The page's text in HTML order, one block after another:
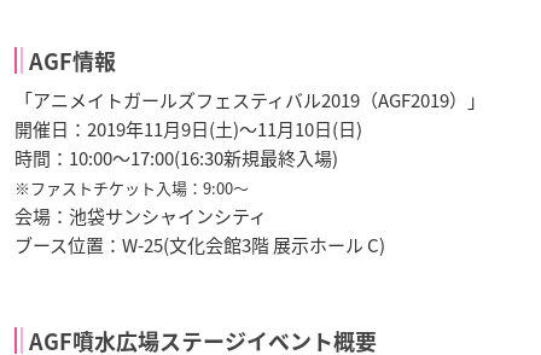
AGF情報
「アニメイトガールズフェスティバル2019（AGF2019）」
開催日：2019年11月9日(土)～11月10日(日)
時間：10:00～17:00(16:30新規最終入場)
※ファストチケット入場：9:00～
会場：池袋サンシャインシティ
ブース位置：W-25(文化会館3階 展示ホール C)
AGF噴水広場ステージイベント概要